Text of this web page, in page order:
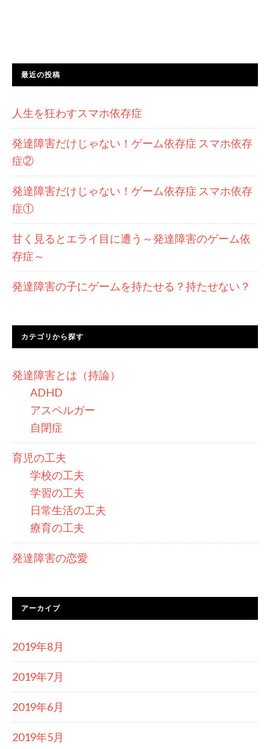
最近の投稿
人生を狂わすスマホ依存症
発達障害だけじゃない！ゲーム依存症 スマホ依存
症②
発達障害だけじゃない！ゲーム依存症 スマホ依存
症①
甘く見るとエライ目に遭う～発達障害のゲーム依
存症～
発達障害の子にゲームを持たせる？持たせない？
カテゴリから探す
発達障害とは（持論）
ADHD
アスペルガー
自閉症
育児の工夫
学校の工夫
学習の工夫
日常生活の工夫
療育の工夫
発達障害の恋愛
アーカイブ
2019年8月
2019年7月
2019年6月
2019年5月